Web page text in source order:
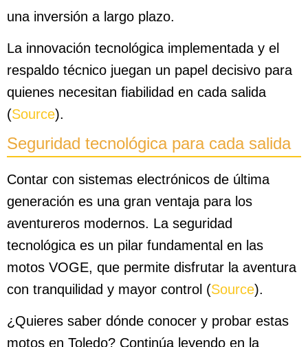
una inversión a largo plazo.
La innovación tecnológica implementada y el
respaldo técnico juegan un papel decisivo para
quienes necesitan fiabilidad en cada salida
(Source).
Seguridad tecnológica para cada salida
Contar con sistemas electrónicos de última
generación es una gran ventaja para los
aventureros modernos. La seguridad
tecnológica es un pilar fundamental en las
motos VOGE, que permite disfrutar la aventura
con tranquilidad y mayor control (Source).
¿Quieres saber dónde conocer y probar estas
motos en Toledo? Continúa leyendo en la